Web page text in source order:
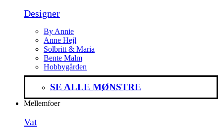
Designer
By Annie
Anne Hejl
Solbritt & Maria
Bente Malm
Hobbygården
SE ALLE MØNSTRE
Mellemfoer
Vat